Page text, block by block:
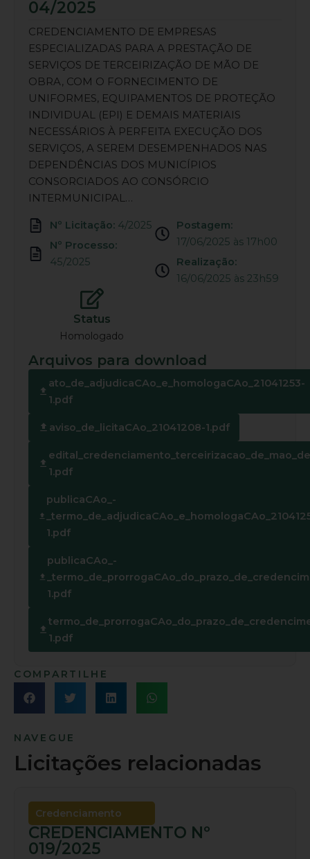
04/2025
CREDENCIAMENTO DE EMPRESAS
ESPECIALIZADAS PARA A PRESTAÇÃO DE
SERVIÇOS DE TERCEIRIZAÇÃO DE MÃO DE
OBRA, COM O FORNECIMENTO DE
UNIFORMES, EQUIPAMENTOS DE PROTEÇÃO
INDIVIDUAL (EPI) E DEMAIS MATERIAIS
NECESSÁRIOS À PERFEITA EXECUÇÃO DOS
SERVIÇOS, A SEREM DESEMPENHADOS NAS
DEPENDÊNCIAS DOS MUNICÍPIOS
CONSORCIADOS AO CONSÓRCIO
INTERMUNICIPAL…
Nº Licitação: 4/2025
Nº Processo:
45/2025
Postagem:
17/06/2025 às 17h00
Realização:
16/06/2025 às 23h59
Status
Homologado
Arquivos para download
ato_de_adjudicaCAo_e_homologaCAo_21041253-
1.pdf
aviso_de_licitaCAo_21041208-1.pdf
1.pdf
publicaCAo_-
1.pdf
publicaCAo_-
1.pdf
1.pdf
COMPARTILHE
NAVEGUE
Licitações relacionadas
Credenciamento
CREDENCIAMENTO Nº
019/2025